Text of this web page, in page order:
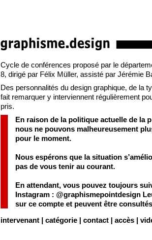
Cycle de conférences proposé par le
8, dirigé par Félix Müller, assisté par Jérémie
Des personnalités du design graphique, de la
fait remarquer y interviennent régulièrement
pris.
En raison de la politique actuelle de la
nous ne pouvons malheureusement
pour le moment.
Nous espérons que la situation
pas de vous tenir au courant.
En attendant, vous pouvez toujours
Instagram : @graphismepointdesign
sur ce compte et peuvent être
intervenant | catégorie | contact | accès |